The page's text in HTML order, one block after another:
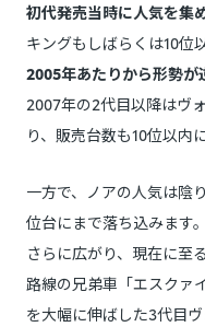
初代発売当時に人気を集
キングもしばらくは10位
2005年あたりから形勢
2007年の2代目以降はヴ
り、販売台数も10位以内
一方で、ノアの人気は陰
位台にまで落ち込みます
さらに広がり、現在に至
路線の兄弟車「エスクァ
を大幅に伸ばした3代目